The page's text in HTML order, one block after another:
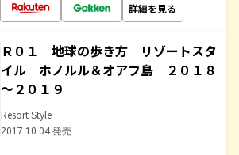
詳細を見る
Ｒ０１ 地球の歩き方 リゾートスタ
イル ホノルル＆オアフ島 ２０１８
～２０１９
Resort Style
2017.10.04 発売